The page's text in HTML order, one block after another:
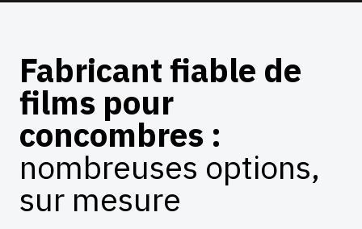
Fabricant fiable de
films pour
concombres :
nombreuses options,
sur mesure